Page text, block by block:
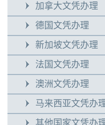
加拿大文凭办理
德国文凭办理
新加坡文凭办理
法国文凭办理
澳洲文凭办理
马来西亚文凭办
其他国家文凭办